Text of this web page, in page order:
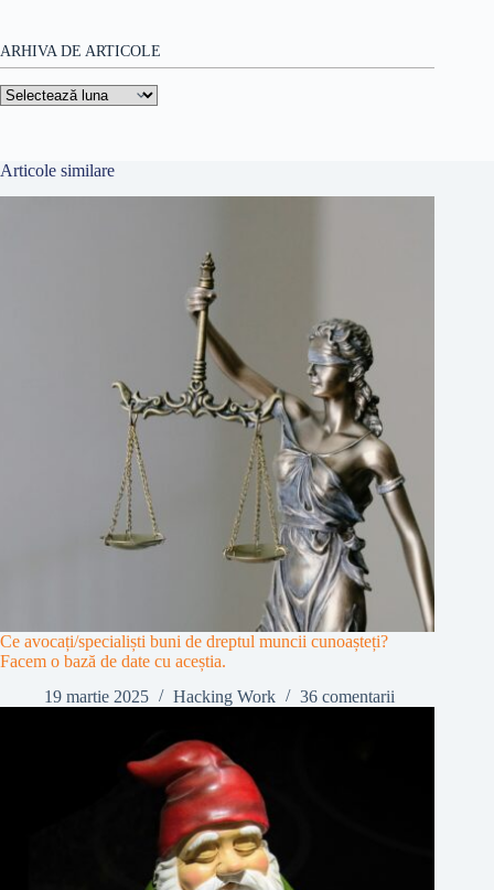
ARHIVA DE ARTICOLE
Arhiva
de
Articole similare
Ce avocați/specialiști buni de dreptul muncii cunoașteți?
Facem o bază de date cu aceștia.
19 martie 2025
Hacking Work 36 comentarii